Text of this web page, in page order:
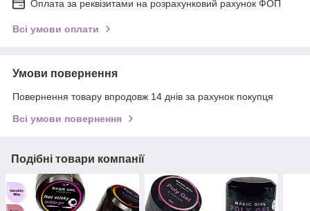
Оплата за реквізитами на розрахунковий рахунок ФОП
Всі умови оплати
Умови повернення
Повернення товару впродовж 14 днів за рахунок покупця
Всі умови повернення
Подібні товари компанії